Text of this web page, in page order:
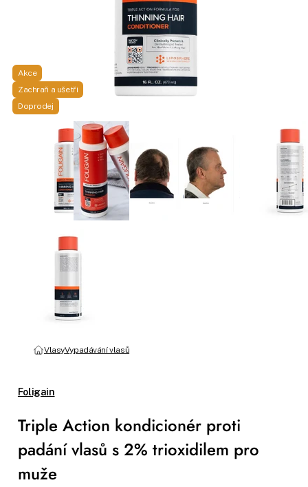
VlasyVypadávání vlasů
Foligain
Triple Action kondicionér proti
padání vlasů s 2% trioxidilem pro
muže
Akce
Zachraň a ušetři
Doprodej